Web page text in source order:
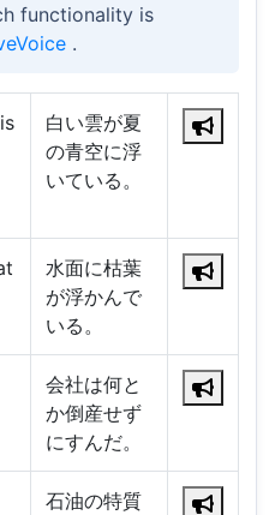
functionality is
.
白い雲が夏
の青空に浮
いている。
水面に枯葉
が浮かんで
いる。
会社は何と
か倒産せず
にすんだ。
石油の特質